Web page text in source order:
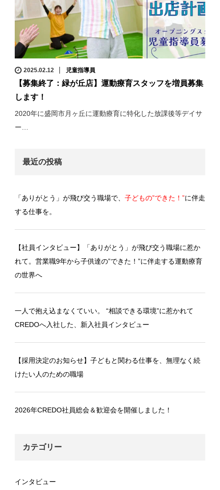
2025.02.12 児童指導員
【募集終了：緑が丘店】運動療育スタッフを増員募集
します！
2020年に盛岡市月ヶ丘に運動療育に特化した放課後等デイサ
ー…
最近の投稿
「ありがとう」が飛び交う職場で、 子どもの”できた！”に伴走
する仕事を。
【社員インタビュー】「ありがとう」が飛び交う職場に惹か
れて。営業職9年から子供達の”できた！”に伴走する運動療育
の世界へ
一人で抱え込まなくていい。 “相談できる環境”に惹かれて
CREDOへ入社した、新入社員インタビュー
【採用決定のお知らせ】子どもと関わる仕事を、無理なく続
けたい人のための職場
2026年CREDO社員総会＆歓迎会を開催しました！
カテゴリー
インタビュー